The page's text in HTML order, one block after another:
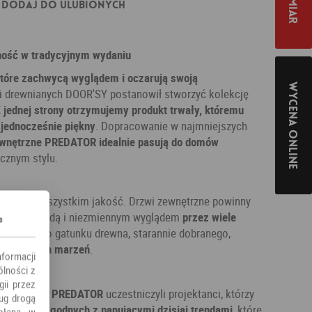
Dodaj do ulubionych
w tradycyjnym wydaniu
zachwycą wyglądem i oczarują swoją
drewnianych DOOR'SY postanowił stworzyć kolekcję
jednej strony otrzymujemy produkt trwały, któremu
jednocześnie piękny. Dopracowanie w najmniejszych
PREDATOR idealnie pasują do domów
stylu.
przede wszystkim jakość. Drzwi zewnętrzne powinny
wygodą i niezmiennym wyglądem przez wiele
gatunku drewna, starannie dobranego,
naszych marzeń.
PREDATOR uczestniczyli projektanci, którzy
Wycena online
z
przez
drogą